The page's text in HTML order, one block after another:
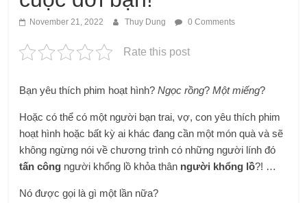
November 21, 2022 Thuy Dung 0 Comments
Rate this post
Bạn yêu thích phim hoạt hình?Ngọc rồng?Một miếng?
Hoặc có thể có một người bạn trai, vợ, con yêu thích phim
hoạt hình hoặc bất kỳ ai khác đang cần một món quà và sẽ
không ngừng nói về chương trình có những người lính đó
tấn công người khổng lồ khỏa thân người khổng lồ?! …
Nó được gọi là gì một lần nữa?